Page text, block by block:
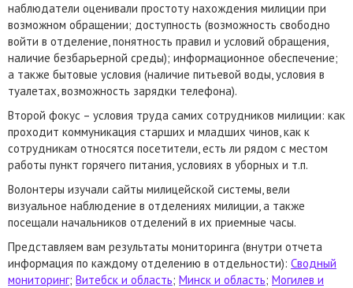
наблюдатели оценивали простоту нахождения милиции при
возможном обращении; доступность (возможность свободно
войти в отделение, понятность правил и условий обращения,
наличие безбарьерной среды); информационное обеспечение;
а также бытовые условия (наличие питьевой воды, условия в
туалетах, возможность зарядки телефона).
Второй фокус – условия труда самих сотрудников милиции: как
проходит коммуникация старших и младших чинов, как к
сотрудникам относятся посетители, есть ли рядом с местом
работы пункт горячего питания, условиях в уборных и т.п.
Волонтеры изучали сайты милицейской системы, вели
визуальное наблюдение в отделениях милиции, а также
посещали начальников отделений в их приемные часы.
Представляем вам результаты мониторинга (внутри отчета
информация по каждому отделению в отдельности): Сводный
мониторинг; Витебск и область; Минск и область; Могилев и